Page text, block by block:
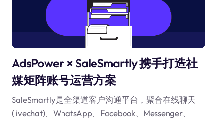
AdsPower × SaleSmartly 携手打造社
媒矩阵账号运营方案
SaleSmartly是全渠道客户沟通平台，聚合在线聊天
(livechat)、WhatsApp、Facebook、Messenger、